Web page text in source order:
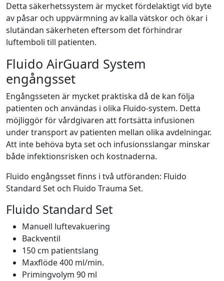
Detta säkerhetssystem är mycket fördelaktigt vid byte
av påsar och uppvärmning av kalla vätskor och ökar i
slutändan säkerheten eftersom det förhindrar
luftemboli till patienten.
Fluido AirGuard System
engångsset
Engångsseten är mycket praktiska då de kan följa
patienten och användas i olika Fluido-system. Detta
möjliggör för vårdgivaren att fortsätta infusionen
under transport av patienten mellan olika avdelningar.
Att inte behöva byta set och infusionsslangar minskar
både infektionsrisken och kostnaderna.
Fluido engångsset finns i två utföranden: Fluido
Standard Set och Fluido Trauma Set.
Fluido Standard Set
Manuell luftevakuering
Backventil
150 cm patientslang
Maxflöde 400 ml/min.
Primingvolym 90 ml